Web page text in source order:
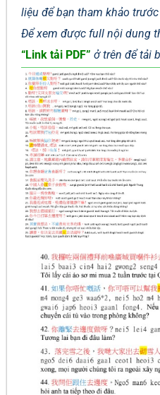
liệu để bạn tham khảo
Để xem được full nội dung
“Link tải PDF” ở trên để tải